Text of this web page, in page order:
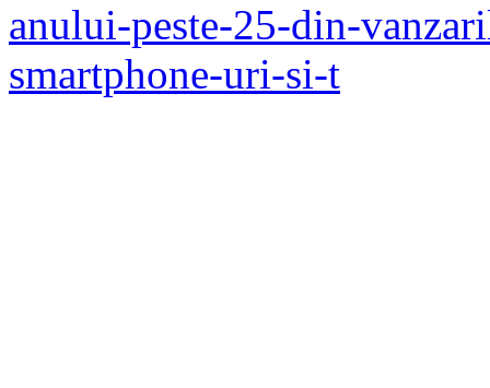
anului-peste-25-din-
smartphone-uri-si-t